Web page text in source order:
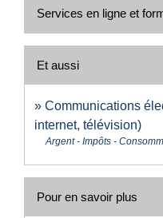
Services en ligne et
Et aussi
Communications
internet, télévision)
Argent - Impôts -
Pour en savoir plus